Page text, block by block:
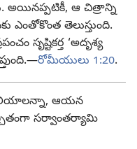
అయినప్పటికీ, ఆ చిత్రాన్ని
ఎంతోకొంత తెలుస్తుంది.
సృష్టికర్త ‘అదృశ్య
రోమీయులు 1:20.
ఆయన
సర్వాంతర్యామి